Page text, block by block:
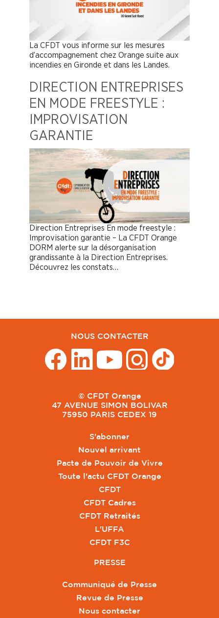
La CFDT vous informe sur les mesures
d’accompagnement chez Orange suite aux
incendies en Gironde et dans les Landes.
DIRECTION ENTREPRISES
EN MODE FREESTYLE :
IMPROVISATION
GARANTIE
Direction Entreprises En mode freestyle :
Improvisation garantie – La CFDT Orange
DORM alerte sur la désorganisation
grandissante à la Direction Entreprises.
Découvrez les constats…
NOUS CONTACTER
© CFDT Orange
47 AVENUE SIMON BOLIVAR
75950 PARIS CEDEX 19
S'abonner
Nouvel arrivant
Pacte de Pouvoir de Vivre
Toute l'actu CFDT Orange
CFDT
CFDT Cadres
CFDT Retraités
L'UFFA
CFDT F3C
PRESSE
Communiqué de Presse
Revue de Presse
Nous contacter